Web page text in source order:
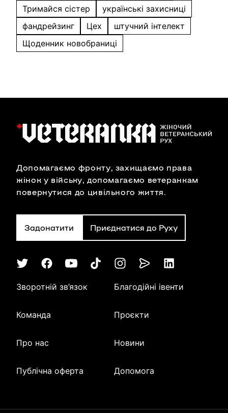
Тримайся сістер
українські захисниці
фандрейзинг
Цех
штучний інтелект
Щоденник новобраниці
Допомагаємо фронту, захищаємо права
жінок у війську, допомагаємо ветеранкам
повернутися до цивільного життя.
Задонатити Приєднатися до Руху
Зворотній зв’язок
Команда
Про нас
Публічна оферта
Благодійні івенти
Проєкти
Новини
Допомога